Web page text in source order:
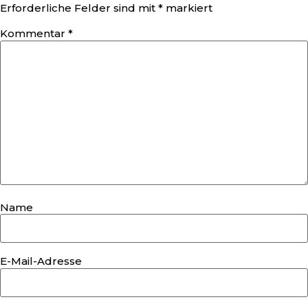
Erforderliche Felder sind mit * markiert
Kommentar *
Name
E-Mail-Adresse